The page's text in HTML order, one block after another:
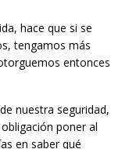
hace que si se
tengamos más
entonces
nuestra seguridad,
poner al
en saber qué